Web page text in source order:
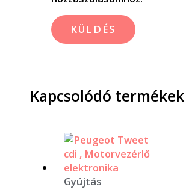
Kapcsolódó termékek
Gyújtás